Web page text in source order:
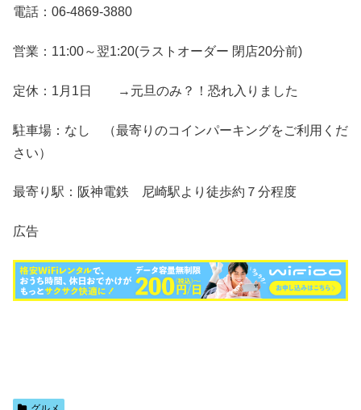
電話：06-4869-3880
営業：11:00～翌1:20(ラストオーダー 閉店20分前)
定休：1月1日 →元旦のみ？！恐れ入りました
駐車場：なし （最寄りのコインパーキングをご利用くだ
さい）
最寄り駅：阪神電鉄 尼崎駅より徒歩約７分程度
広告